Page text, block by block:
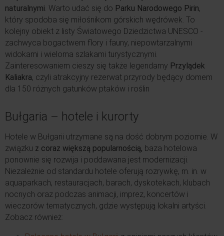
naturalnymi. Warto udać się do Parku Narodowego Pirin,
który spodoba się miłośnikom górskich wędrówek. To
kolejny obiekt z listy Światowego Dziedzictwa UNESCO -
zachwyca bogactwem flory i fauny, niepowtarzalnymi
widokami i wieloma szlakami turystycznymi.
Zainteresowaniem cieszy się także legendarny Przylądek
Kaliakra, czyli atrakcyjny rezerwat przyrody będący domem
dla 150 różnych gatunków ptaków i roślin
Bułgaria – hotele i kurorty
Hotele w Bułgarii utrzymane są na dość dobrym poziomie. W
związku z coraz większą popularnością, baza hotelowa
ponownie się rozwija i poddawana jest modernizacji.
Niezależnie od standardu hotele oferują rozrywkę, m. in. w
aquaparkach, restauracjach, barach, dyskotekach, klubach
nocnych oraz podczas animacji, imprez, koncertów i
wieczorów tematycznych, gdzie występują lokalni artyści.
Zobacz również: